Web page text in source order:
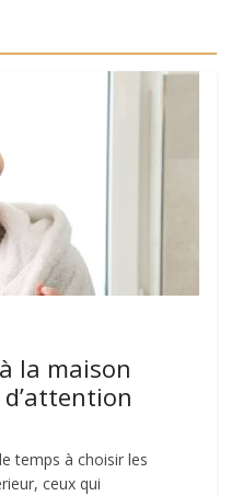
la maison
temps à choisir les
ceux qui